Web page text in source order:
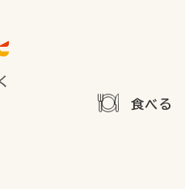
食べる
連載 アサヒの人